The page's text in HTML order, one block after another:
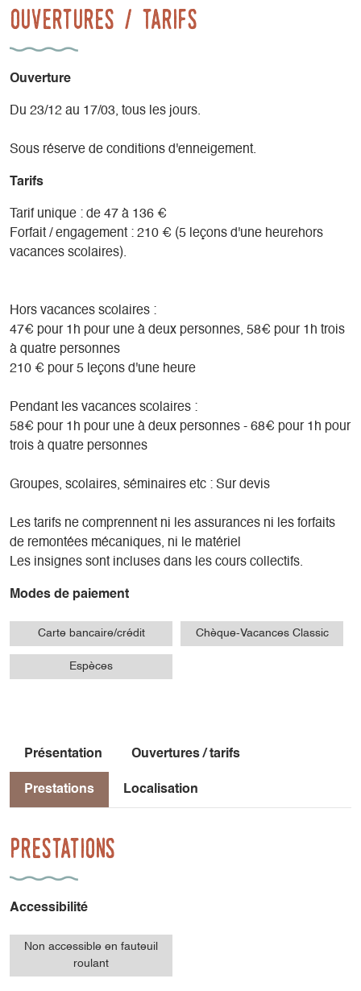
Ouvertures / tarifs
Ouverture
Du 23/12 au 17/03, tous les jours.
Sous réserve de conditions d'enneigement.
Tarifs
Tarif unique : de 47 à 136 €
Forfait / engagement : 210 € (5 leçons d'une heurehors
vacances scolaires).
Hors vacances scolaires :
47€ pour 1h pour une à deux personnes, 58€ pour 1h trois
à quatre personnes
210 € pour 5 leçons d'une heure
Pendant les vacances scolaires :
58€ pour 1h pour une à deux personnes - 68€ pour 1h pour
trois à quatre personnes
Groupes, scolaires, séminaires etc : Sur devis
Les tarifs ne comprennent ni les assurances ni les forfaits
de remontées mécaniques, ni le matériel
Les insignes sont incluses dans les cours collectifs.
Modes de paiement
Carte bancaire/crédit Chèque-Vacances Classic
Espèces
Présentation Ouvertures / tarifs
Prestations Localisation
Prestations
Accessibilité
Non accessible en fauteuil
roulant